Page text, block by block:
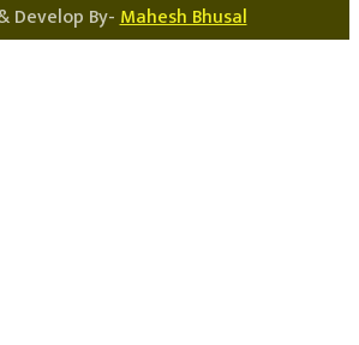
Develop By-Mahesh Bhusal